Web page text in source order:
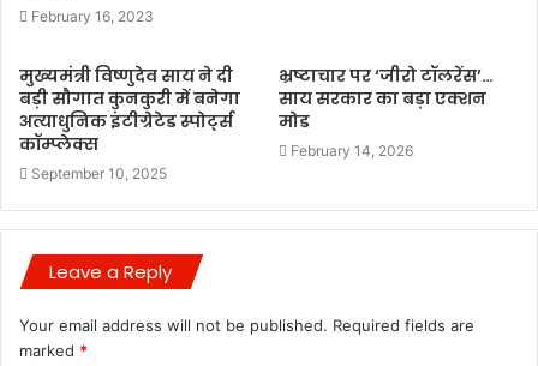
February 16, 2023
मुख्यमंत्री विष्णुदेव साय ने दी
बड़ी सौगात कुनकुरी में बनेगा
अत्याधुनिक इंटीग्रेटेड स्पोर्ट्स
कॉम्प्लेक्स
September 10, 2025
भ्रष्टाचार पर ‘जीरो टॉलरेंस’…
साय सरकार का बड़ा एक्शन
मोड
February 14, 2026
Leave a Reply
Your email address will not be published. Required fields are
marked *